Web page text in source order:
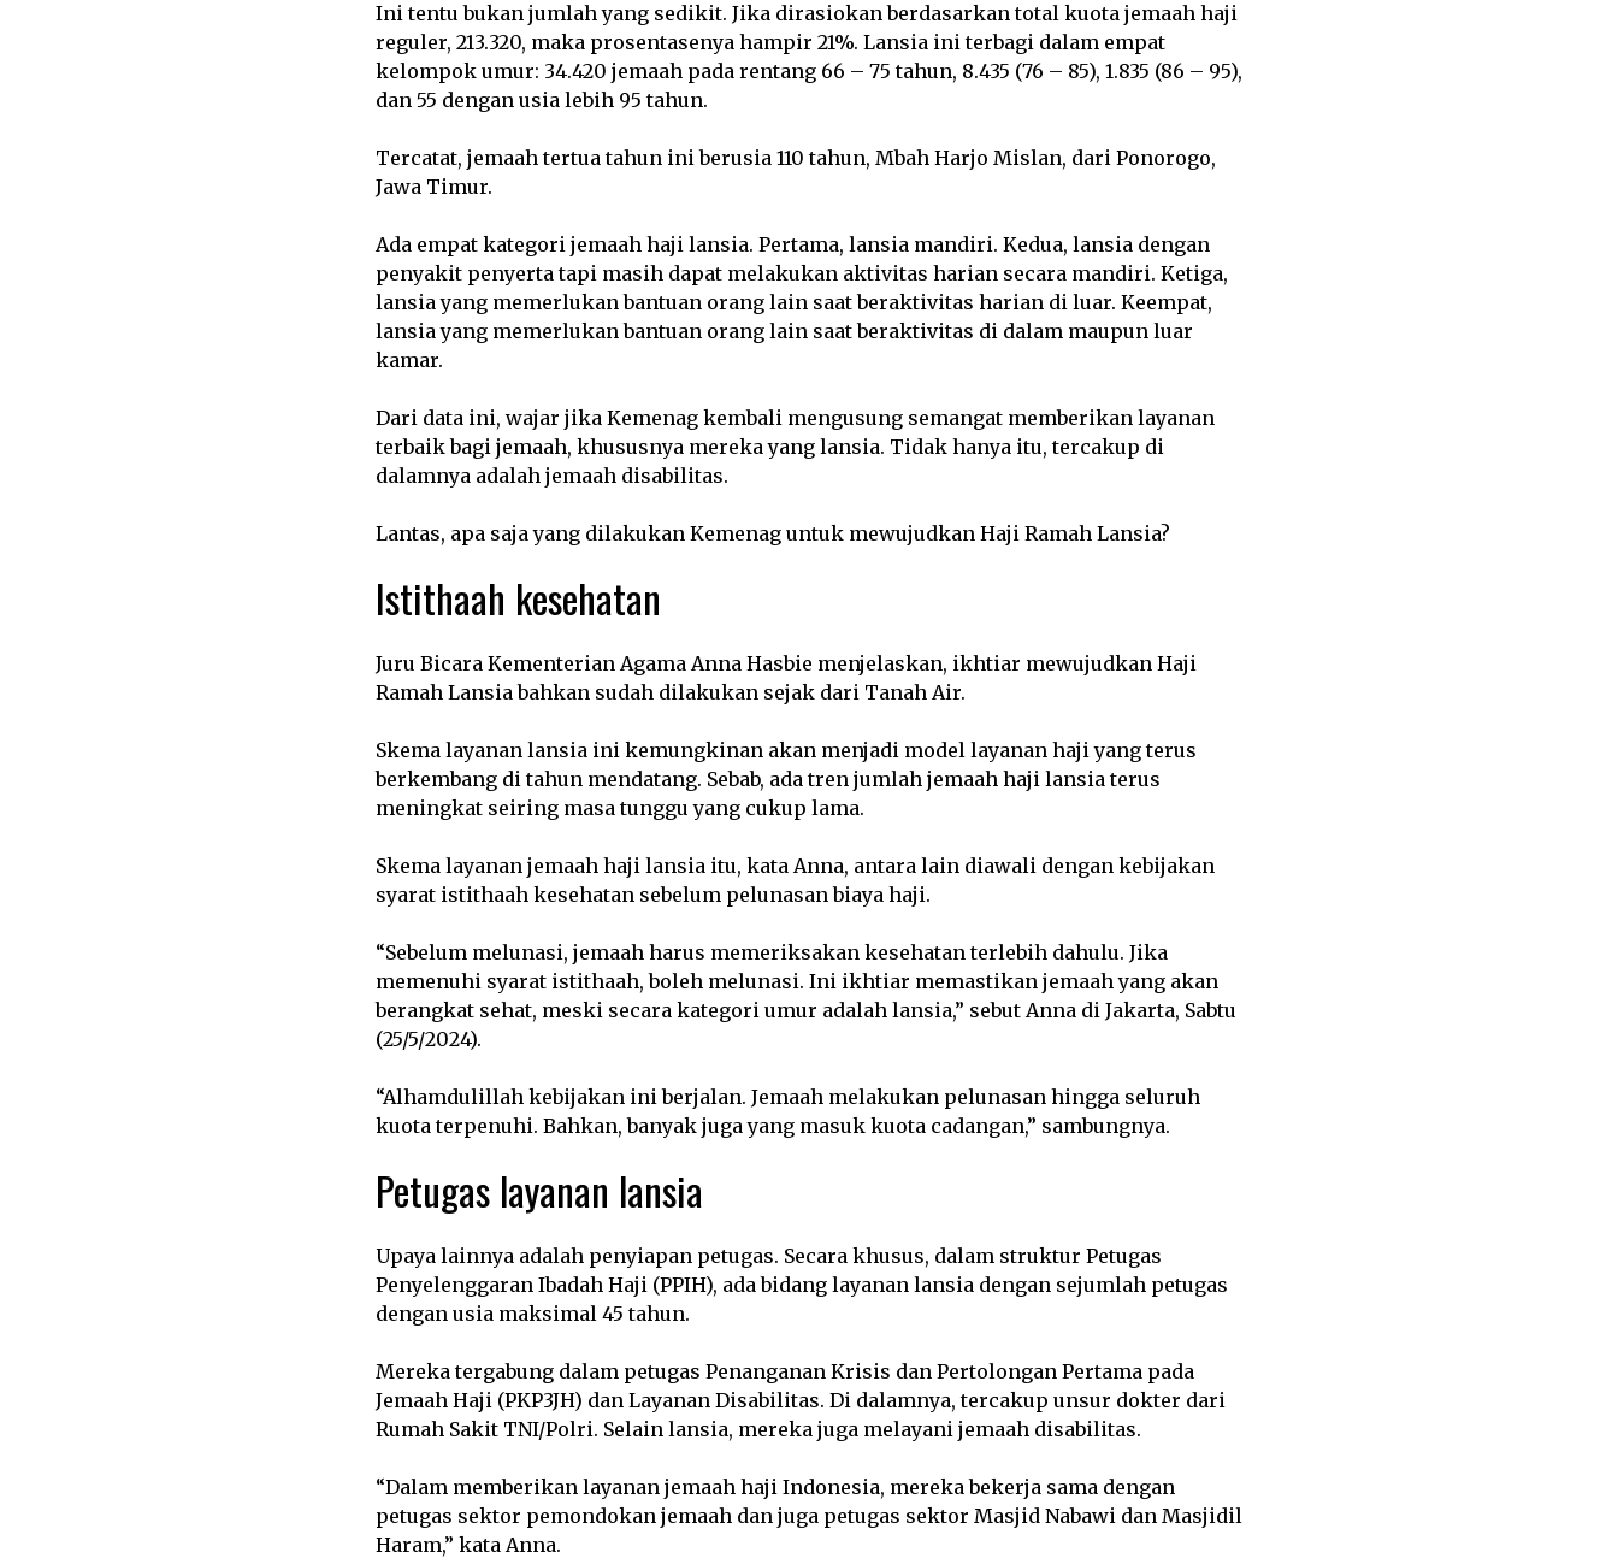
Ini tentu bukan jumlah yang sedikit. Jika dirasiokan berdasarkan total kuota jemaah haji
reguler, 213.320, maka prosentasenya hampir 21%. Lansia ini terbagi dalam empat
kelompok umur: 34.420 jemaah pada rentang 66 – 75 tahun, 8.435 (76 – 85), 1.835 (86 – 95),
dan 55 dengan usia lebih 95 tahun.
Tercatat, jemaah tertua tahun ini berusia 110 tahun, Mbah Harjo Mislan, dari Ponorogo,
Jawa Timur.
Ada empat kategori jemaah haji lansia. Pertama, lansia mandiri. Kedua, lansia dengan
penyakit penyerta tapi masih dapat melakukan aktivitas harian secara mandiri. Ketiga,
lansia yang memerlukan bantuan orang lain saat beraktivitas harian di luar. Keempat,
lansia yang memerlukan bantuan orang lain saat beraktivitas di dalam maupun luar
kamar.
Dari data ini, wajar jika Kemenag kembali mengusung semangat memberikan layanan
terbaik bagi jemaah, khususnya mereka yang lansia. Tidak hanya itu, tercakup di
dalamnya adalah jemaah disabilitas.
Lantas, apa saja yang dilakukan Kemenag untuk mewujudkan Haji Ramah Lansia?
Istithaah kesehatan
Juru Bicara Kementerian Agama Anna Hasbie menjelaskan, ikhtiar mewujudkan Haji
Ramah Lansia bahkan sudah dilakukan sejak dari Tanah Air.
Skema layanan lansia ini kemungkinan akan menjadi model layanan haji yang terus
berkembang di tahun mendatang. Sebab, ada tren jumlah jemaah haji lansia terus
meningkat seiring masa tunggu yang cukup lama.
Skema layanan jemaah haji lansia itu, kata Anna, antara lain diawali dengan kebijakan
syarat istithaah kesehatan sebelum pelunasan biaya haji.
“Sebelum melunasi, jemaah harus memeriksakan kesehatan terlebih dahulu. Jika
memenuhi syarat istithaah, boleh melunasi. Ini ikhtiar memastikan jemaah yang akan
berangkat sehat, meski secara kategori umur adalah lansia,” sebut Anna di Jakarta, Sabtu
(25/5/2024).
“Alhamdulillah kebijakan ini berjalan. Jemaah melakukan pelunasan hingga seluruh
kuota terpenuhi. Bahkan, banyak juga yang masuk kuota cadangan,” sambungnya.
Petugas layanan lansia
Upaya lainnya adalah penyiapan petugas. Secara khusus, dalam struktur Petugas
Penyelenggaran Ibadah Haji (PPIH), ada bidang layanan lansia dengan sejumlah petugas
dengan usia maksimal 45 tahun.
Mereka tergabung dalam petugas Penanganan Krisis dan Pertolongan Pertama pada
Jemaah Haji (PKP3JH) dan Layanan Disabilitas. Di dalamnya, tercakup unsur dokter dari
Rumah Sakit TNI/Polri. Selain lansia, mereka juga melayani jemaah disabilitas.
“Dalam memberikan layanan jemaah haji Indonesia, mereka bekerja sama dengan
petugas sektor pemondokan jemaah dan juga petugas sektor Masjid Nabawi dan Masjidil
Haram,” kata Anna.